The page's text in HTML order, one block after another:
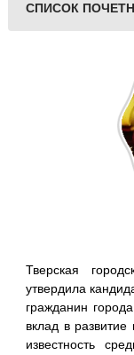
СПИСОК
Тверская
утвердила
гражданин
вклад в
известность